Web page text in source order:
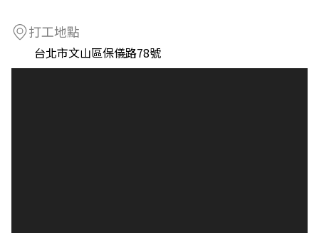
打工地點
台北市文山區保儀路78號